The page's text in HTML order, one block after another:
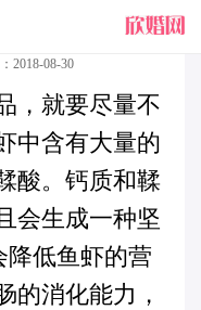
格外注意的
2018-08-30
，就要尽量不
中含有大量的
酸。钙质和鞣
会生成一种坚
降低鱼虾的营
的消化能力，